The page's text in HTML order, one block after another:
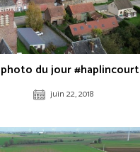
photo du jour #haplincourt
juin 22, 2018